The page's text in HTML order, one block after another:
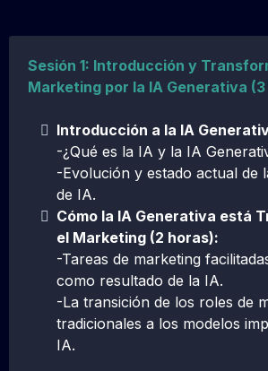
Sesión 1: Introducción y
Marketing por la IA Generativa
Introducción a la IA
-¿Qué es la IA y la IA
-Evolución y estado actual de
de IA.
Cómo la IA Generativa está
el Marketing (2 horas):
-Tareas de marketing
como resultado de la IA.
-La transición de los roles de
tradicionales a los modelos
IA.